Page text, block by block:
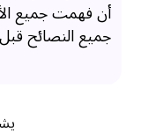
أن فهمت جميع
جميع النصائح